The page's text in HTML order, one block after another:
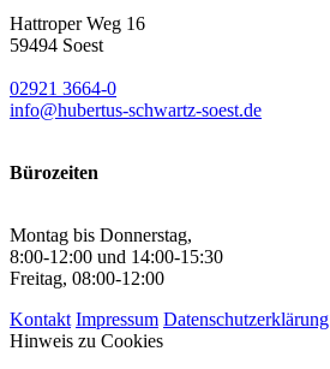
Hattroper Weg 16
59494 Soest
02921 3664-0
info@hubertus-schwartz-soest.de
Bürozeiten
Montag bis Donnerstag,
8:00-12:00 und 14:00-15:30
Freitag, 08:00-12:00
Kontakt Impressum Datenschutzerklärung
Hinweis zu Cookies